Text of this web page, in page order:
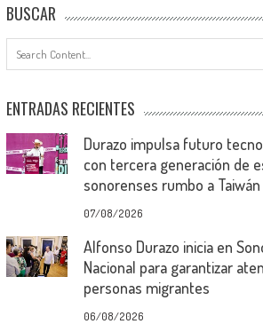
BUSCAR
ENTRADAS RECIENTES
Durazo impulsa futuro
con tercera generación de
sonorenses rumbo a Taiwán
07/08/2026
Alfonso Durazo inicia en
Nacional para garantizar
personas migrantes
06/08/2026